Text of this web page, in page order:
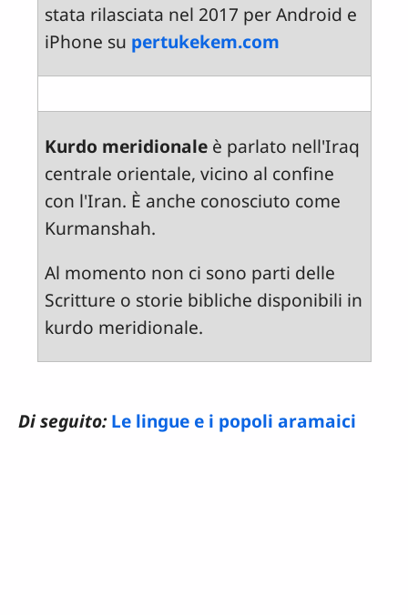
stata rilasciata nel 2017 per Android e
iPhone su pertukekem.com
Kurdo meridionale è parlato nell'Iraq
centrale orientale, vicino al confine
con l'Iran. È anche conosciuto come
Kurmanshah.
Al momento non ci sono parti delle
Scritture o storie bibliche disponibili in
kurdo meridionale.
Di seguito: Le lingue e i popoli aramaici